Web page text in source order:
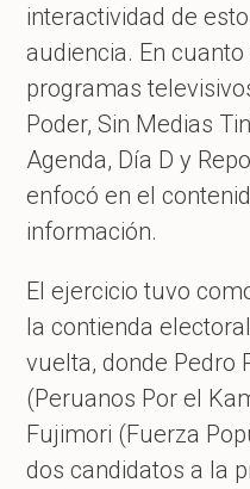
interactividad de
audiencia. En
programas
Poder, Sin Medias
Agenda, Día D y
enfocó en el
información.
El ejercicio tuvo
la contienda
vuelta, donde Pedro
(Peruanos Por el
Fujimori (Fuerza
dos candidatos a la